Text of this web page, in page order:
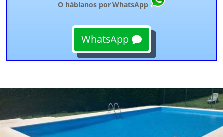
O háblanos por WhatsApp
WhatsApp